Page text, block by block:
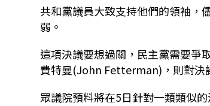
共和黨議員大致支持他們的領袖，
弱。
這項決議要想過關，民主黨需要爭
費特曼(John Fetterman)，則對決
眾議院預料將在5日針對一類類似的